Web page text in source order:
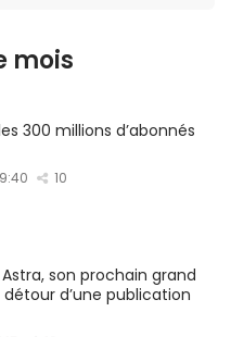
mois
300 millions d’abonnés
10
son prochain grand
détour d’une publication